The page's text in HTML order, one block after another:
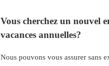
Vous cherchez un nouvel
vacances annuelles?
Nous pouvons vous assurer sans